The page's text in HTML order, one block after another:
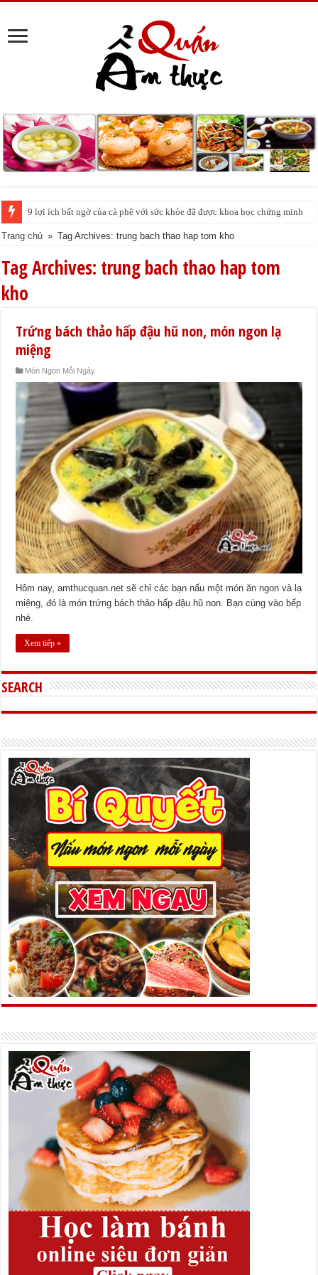
9 lợi ích bất ngờ của cà phê với sức khỏe đã được khoa học chứng minh
Trang chủ » Tag Archives: trung bach thao hap tom kho
Tag Archives: trung bach thao hap tom
kho
Trứng bách thảo hấp đậu hũ non, món ngon lạ
miệng
Món Ngon Mỗi Ngày
Hôm nay, amthucquan.net sẽ chỉ các bạn nấu một món ăn ngon và lạ
miệng, đó là món trứng bách thảo hấp đậu hũ non. Bạn cùng vào bếp
nhé.
Xem tiếp »
SEARCH